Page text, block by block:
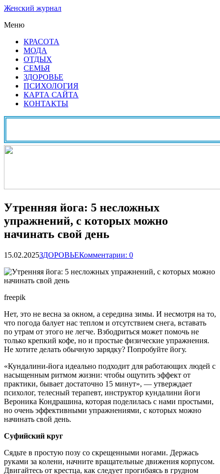
Женский журнал
Меню
КРАСОТА
МОДА
ОТДЫХ
СЕМЬЯ
ЗДОРОВЬЕ
ПСИХОЛОГИЯ
КАРТА САЙТА
КОНТАКТЫ
Утренняя йога: 5 несложных
упражнений, с которых можно
начинать свой день
15.02.2025ЗДОРОВЬЕКомментарии: 0
freepik
Нет, это не весна за окном, а середина зимы. И несмотря на то,
что погода балует нас теплом и отсутствием снега, вставать
по утрам от этого не легче. Взбодриться может помочь не
только крепкий кофе, но и простые физические упражнения.
Не хотите делать обычную зарядку? Попробуйте йогу.
«Кундалини-йога идеально подходит для работающих людей с
насыщенным ритмом жизни: чтобы ощутить эффект от
практики, бывает достаточно 15 минут», — утверждает
психолог, телесный терапевт, инструктор кундалини йоги
Вероника Кондрашина, которая поделилась с нами простыми,
но очень эффективными упражнениями, с которых можно
начинать свой день.
Суфийский круг
Сядьте в простую позу со скрещенными ногами. Держась
руками за колени, начните вращательные движения корпусом.
Двигайтесь от крестца, как следует прогибаясь в грудном